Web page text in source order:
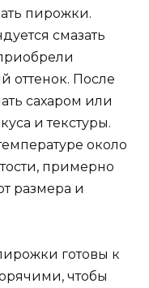
пирожки.
смазать
оттенок. После
сахаром или
и текстуры.
около
примерно
размера и
готовы к
чтобы